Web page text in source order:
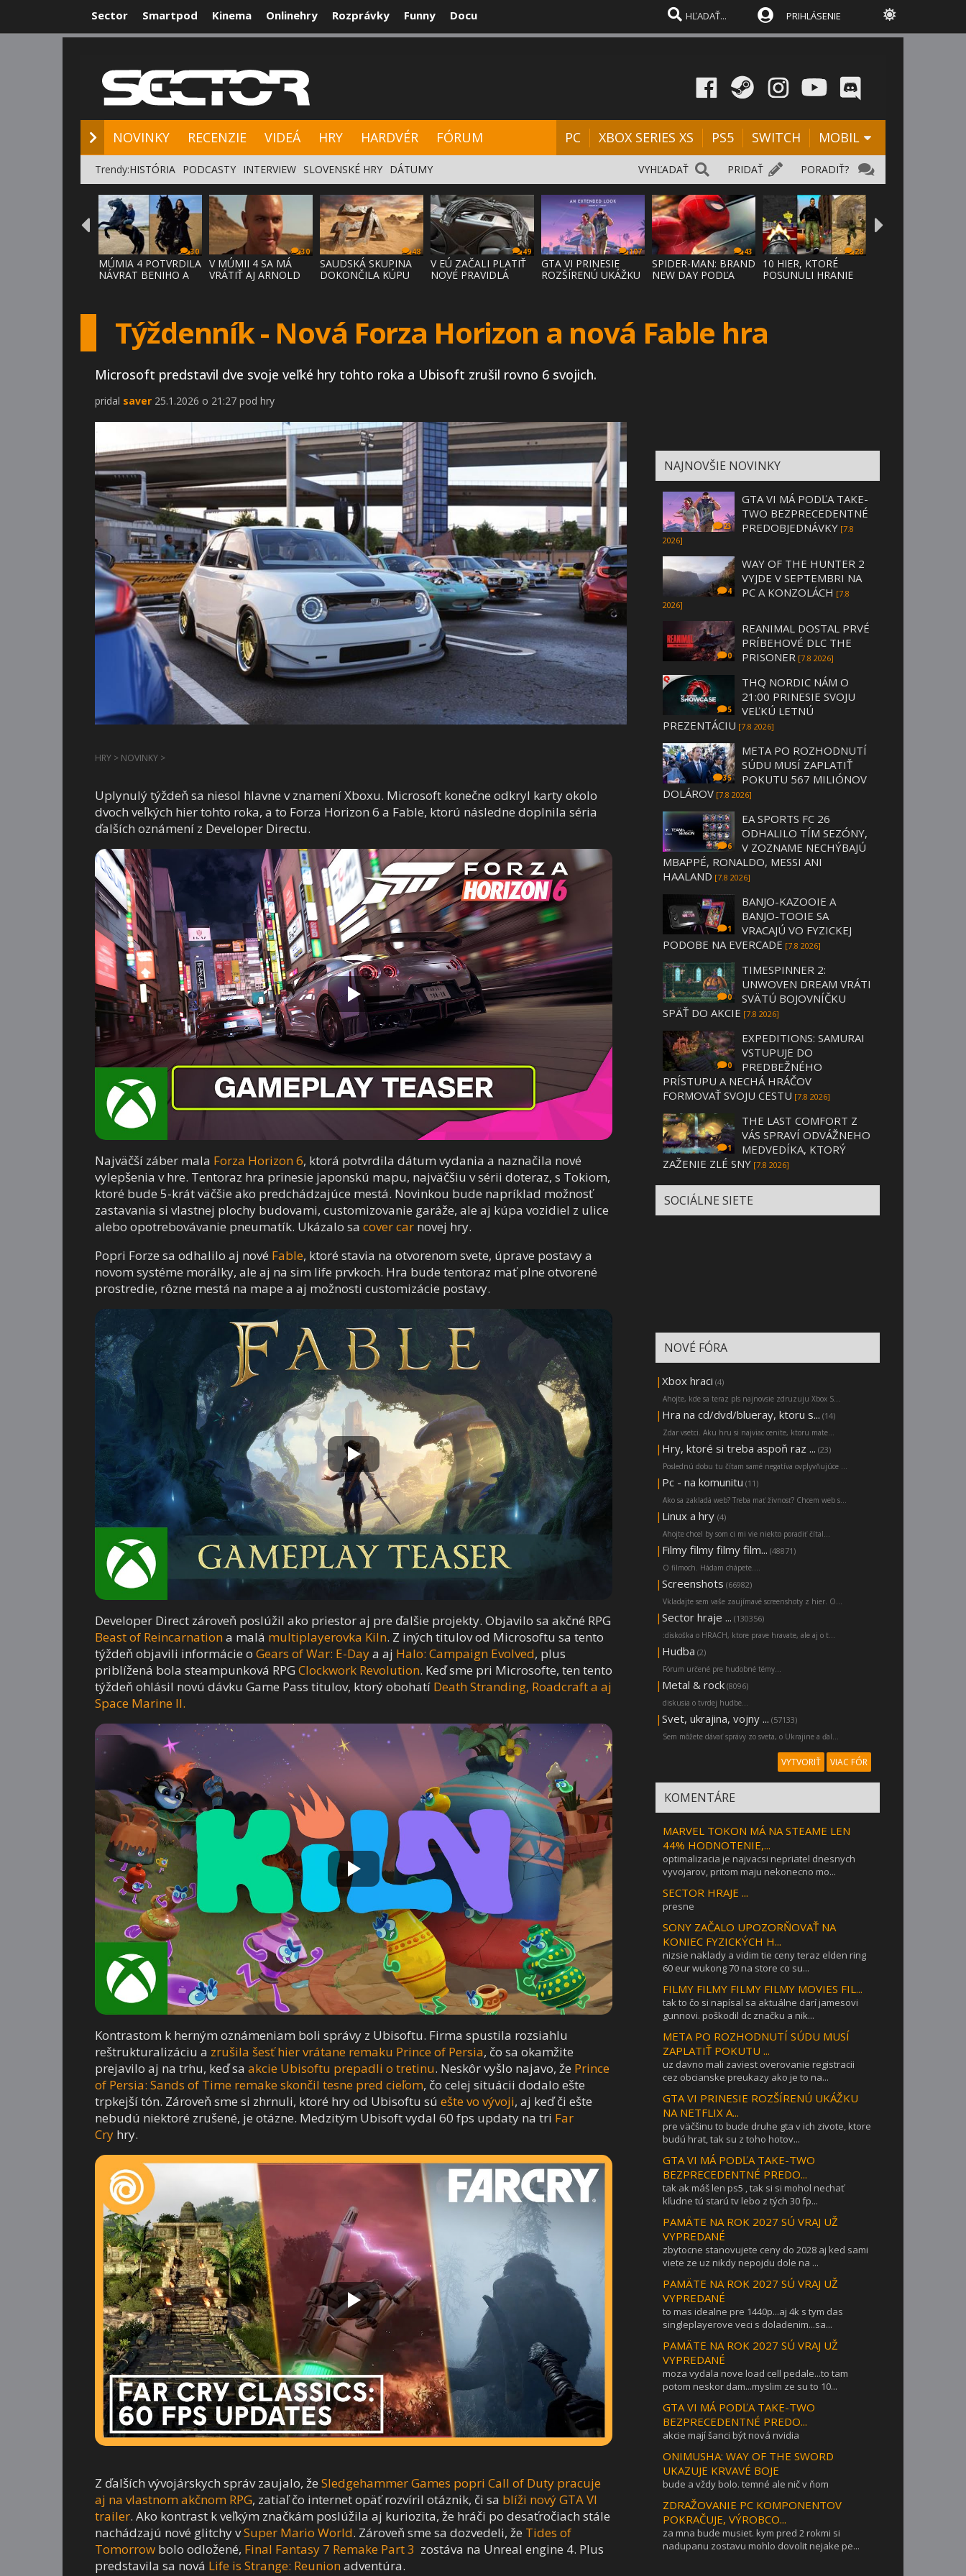
Sector Smartpod Kinema Onlinehry Rozprávky Funny Docu PRIHLÁSENIE
NOVINKY RECENZIE VIDEÁ HRY HARDVÉR FÓRUM PC XBOX SERIES XS PS5 SWITCH MOBIL
PORADIŤ?
PRIDAŤ
VYHĽADAŤ
Trendy:HISTÓRIA PODCASTY INTERVIEW SLOVENSKÉ HRY DÁTUMY
30
MÚMIA 4 POTVRDILA
NÁVRAT BENIHO A
30
V MÚMII 4 SA MÁ
VRÁTIŤ AJ ARNOLD
48
SAUDSKÁ SKUPINA
DOKONČILA KÚPU
49
V EÚ ZAČALI PLATIŤ
NOVÉ PRAVIDLÁ
107
GTA VI PRINESIE
ROZŠÍRENÚ UKÁŽKU
43
SPIDER-MAN: BRAND
NEW DAY PODĽA
28
10 HIER, KTORÉ
POSUNULI HRANIE
Týždenník - Nová Forza Horizon a nová Fable hra
Microsoft predstavil dve svoje veľké hry tohto roka a Ubisoft zrušil rovno 6 svojich.
pridal saver 25.1.2026 o 21:27 pod hry
HRY > NOVINKY >
Uplynulý týždeň sa niesol hlavne v znamení Xboxu. Microsoft konečne odkryl karty okolo
dvoch veľkých hier tohto roka, a to Forza Horizon 6 a Fable, ktorú následne doplnila séria
ďalších oznámení z Developer Directu.
Najväčší záber mala Forza Horizon 6, ktorá potvrdila dátum vydania a naznačila nové
vylepšenia v hre. Tentoraz hra prinesie japonskú mapu, najväčšiu v sérii doteraz, s Tokiom,
ktoré bude 5-krát väčšie ako predchádzajúce mestá. Novinkou bude napríklad možnosť
zastavania si vlastnej plochy budovami, customizovanie garáže, ale aj kúpa vozidiel z ulice
alebo opotrebovávanie pneumatík. Ukázalo sa cover car novej hry.
Popri Forze sa odhalilo aj nové Fable, ktoré stavia na otvorenom svete, úprave postavy a
novom systéme morálky, ale aj na sim life prvkoch. Hra bude tentoraz mať plne otvorené
prostredie, rôzne mestá na mape a aj možnosti customizácie postavy.
Developer Direct zároveň poslúžil ako priestor aj pre ďalšie projekty. Objavilo sa akčné RPG
Beast of Reincarnation a malá multiplayerovka Kiln. Z iných titulov od Microsoftu sa tento
týždeň objavili informácie o Gears of War: E-Daya aj Halo: Campaign Evolved, plus
priblížená bola steampunková RPG Clockwork Revolution. Keď sme pri Microsofte, ten tento
týždeň ohlásil novú dávku Game Pass titulov, ktorý obohatí Death Stranding, Roadcraft a aj
Space Marine II.
Kontrastom k herným oznámeniam boli správy z Ubisoftu. Firma spustila rozsiahlu
reštrukturalizáciu a zrušila šesť hier vrátane remaku Prince of Persia, čo sa okamžite
prejavilo aj na trhu, keď sa akcie Ubisoftu prepadli o tretinu. Neskôr vyšlo najavo, že Prince
of Persia: Sands of Time remake skončil tesne pred cieľom, čo celej situácii dodalo ešte
trpkejší tón. Zároveň sme si zhrnuli, ktoré hry od Ubisoftu sú ešte vo vývoji, aj keď či ešte
nebudú niektoré zrušené, je otázne. Medzitým Ubisoft vydal 60 fps updaty na tri Far
Cry hry.
Z ďalších vývojárskych správ zaujalo, že Sledgehammer Games popri Call of Duty pracuje
aj na vlastnom akčnom RPG, zatiaľ čo internet opäť rozvíril otáznik, či sa blíži nový GTA VI
trailer. Ako kontrast k veľkým značkám poslúžila aj kuriozita, že hráči po desaťročiach stále
nachádzajú nové glitchy vSuper Mario World. Zároveň sme sa dozvedeli, že Tides of
Tomorrow bolo odložené, Final Fantasy 7 Remake Part 3 zostáva na Unreal engine 4. Plus
predstavila sa nová Life is Strange: Reunion adventúra.
NAJNOVŠIE NOVINKY
23
GTA VI MÁ PODĽA TAKE-
TWO BEZPRECEDENTNÉ
PREDOBJEDNÁVKY [7.8
2026]
4
WAY OF THE HUNTER 2
VYJDE V SEPTEMBRI NA
PC A KONZOLÁCH [7.8
2026]
0
REANIMAL DOSTAL PRVÉ
PRÍBEHOVÉ DLC THE
PRISONER [7.8 2026]
5
THQ NORDIC NÁM O
21:00 PRINESIE SVOJU
VEĽKÚ LETNÚ
PREZENTÁCIU [7.8 2026]
35
META PO ROZHODNUTÍ
SÚDU MUSÍ ZAPLATIŤ
POKUTU 567 MILIÓNOV
DOLÁROV [7.8 2026]
6
EA SPORTS FC 26
ODHALILO TÍM SEZÓNY,
V ZOZNAME NECHÝBAJÚ
MBAPPÉ, RONALDO, MESSI ANI
HAALAND [7.8 2026]
1
BANJO-KAZOOIE A
BANJO-TOOIE SA
VRACAJÚ VO FYZICKEJ
PODOBE NA EVERCADE [7.8 2026]
0
TIMESPINNER 2:
UNWOVEN DREAM VRÁTI
SVÄTÚ BOJOVNÍČKU
SPÄŤ DO AKCIE [7.8 2026]
0
EXPEDITIONS: SAMURAI
VSTUPUJE DO
PREDBEŽNÉHO
PRÍSTUPU A NECHÁ HRÁČOV
FORMOVAŤ SVOJU CESTU [7.8 2026]
1
THE LAST COMFORT Z
VÁS SPRAVÍ ODVÁŽNEHO
MEDVEDÍKA, KTORÝ
ZAŽENIE ZLÉ SNY [7.8 2026]
SOCIÁLNE SIETE
NOVÉ FÓRA
| Xbox hraci (4)
Ahojte, kde sa teraz pls najnovsie zdruzuju Xbox S...
| Hra na cd/dvd/blueray, ktoru s... (14)
Zdar vsetci. Aku hru si najviac cenite, ktoru mate...
| Hry, ktoré si treba aspoň raz ... (23)
Poslednú dobu tu čítam samé negatíva ovplyvňujúce ...
| Pc - na komunitu (11)
Ako sa zakladá web? Treba mať živnosť? Chcem web s...
| Linux a hry (4)
Ahojte chcel by som ci mi vie niekto poradiť čítal...
| Filmy filmy filmy film... (48871)
O filmoch. Hádam chápete....
| Screenshots (66982)
Vkladajte sem vaše zaujímavé screenshoty z hier. O...
| Sector hraje ... (130356)
:diskoška o HRACH, ktore prave hravate, ale aj o t...
| Hudba (2)
Fórum určené pre hudobné témy...
| Metal & rock (8096)
diskusia o tvrdej hudbe...
| Svet, ukrajina, vojny ... (57133)
Sem môžete dávať správy zo sveta, o Ukrajine a ďal...
VYTVORIŤ VIAC FÓR
KOMENTÁRE
MARVEL TOKON MÁ NA STEAME LEN
44% HODNOTENIE,...
optimalizacia je najvacsi nepriatel dnesnych
vyvojarov, pritom maju nekonecno mo...
SECTOR HRAJE ...
presne
SONY ZAČALO UPOZORŇOVAŤ NA
KONIEC FYZICKÝCH H...
nizsie naklady a vidim tie ceny teraz elden ring
60 eur wukong 70 na store co su...
FILMY FILMY FILMY FILMY MOVIES FIL...
tak to čo si napísal sa aktuálne darí jamesovi
gunnovi. poškodil dc značku a nik...
META PO ROZHODNUTÍ SÚDU MUSÍ
ZAPLATIŤ POKUTU ...
uz davno mali zaviest overovanie registracii
cez obcianske preukazy ako je to na...
GTA VI PRINESIE ROZŠÍRENÚ UKÁŽKU
NA NETFLIX A...
pre väčšinu to bude druhe gta v ich zivote, ktore
budú hrat, tak su z toho hotov...
GTA VI MÁ PODĽA TAKE-TWO
BEZPRECEDENTNÉ PREDO...
tak ak máš len ps5 , tak si si mohol nechať
kľudne tú starú tv lebo z tých 30 fp...
PAMÄTE NA ROK 2027 SÚ VRAJ UŽ
VYPREDANÉ
zbytocne stanovujete ceny do 2028 aj ked sami
viete ze uz nikdy nepojdu dole na ...
PAMÄTE NA ROK 2027 SÚ VRAJ UŽ
VYPREDANÉ
to mas idealne pre 1440p...aj 4k s tym das
singleplayerove veci s doladenim...sa...
PAMÄTE NA ROK 2027 SÚ VRAJ UŽ
VYPREDANÉ
moza vydala nove load cell pedale...to tam
potom neskor dam...myslim ze su to 10...
GTA VI MÁ PODĽA TAKE-TWO
BEZPRECEDENTNÉ PREDO...
akcie mají šanci být nová nvidia
ONIMUSHA: WAY OF THE SWORD
UKAZUJE KRVAVÉ BOJE
bude a vždy bolo. temné ale nič v ňom
ZDRAŽOVANIE PC KOMPONENTOV
POKRAČUJE, VÝROBCO...
za mna bude musiet. kym pred 2 rokmi si
nadupanu zostavu mohlo dovolit nejake pe...